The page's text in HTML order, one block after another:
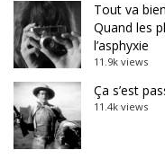
Tout va
Quand les
l’asphyxie
11.9k views
Ça s’est
11.4k views